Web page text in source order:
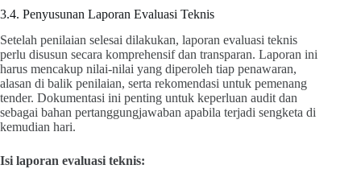
3.4. Penyusunan Laporan Evaluasi Teknis
Setelah penilaian selesai dilakukan, laporan evaluasi teknis
perlu disusun secara komprehensif dan transparan. Laporan ini
harus mencakup nilai-nilai yang diperoleh tiap penawaran,
alasan di balik penilaian, serta rekomendasi untuk pemenang
tender. Dokumentasi ini penting untuk keperluan audit dan
sebagai bahan pertanggungjawaban apabila terjadi sengketa di
kemudian hari.
Isi laporan evaluasi teknis: